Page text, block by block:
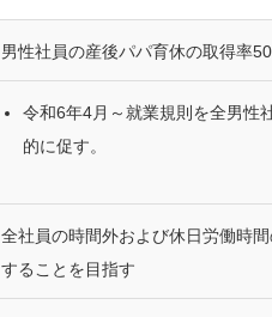
男性社員の産後パパ育休の取得率
令和6年4月～就業規則を全男性
的に促す。
全社員の時間外および休日労働時
することを目指す